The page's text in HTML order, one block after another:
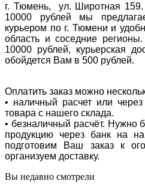
г. Тюмень, ул. Широтная
10000 рублей мы
курьером по г. Тюмени и
область и соседние
10000 рублей, курьерская
обойдется Вам в 500 рублей.
Оплатить заказ можно
• наличный расчет или
товара с нашего склада.
• безналичный расчёт. Нужно
продукцию через банк на
подготовим Ваш заказ к
организуем доставку.
Вы недавно смотрели